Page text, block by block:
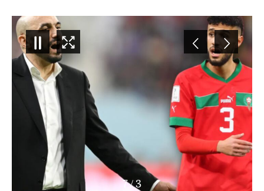
4
/
7